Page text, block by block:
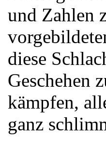
und Zahlen
diese
Geschehen
kämpfen,
ganz